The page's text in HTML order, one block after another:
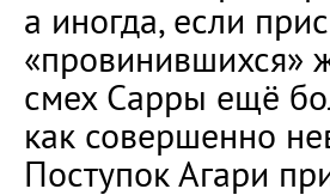
а иногда, если
«провинившихся»
смех Сарры ещё
как совершенно
Поступок Агари